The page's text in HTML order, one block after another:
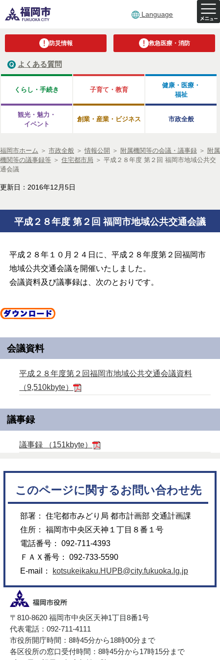
Language
防災情報 救急医療・消防
よくある質問
くらし・手続き 子育て・教育
健康・医療・
福祉
観光・魅力・
イベント
創業・産業・ビジネス 市政全般
福岡市ホーム ＞ 市政全般 ＞ 情報公開 ＞ 附属機関等の会議・議事録 ＞ 附属
機関等の議事録等 ＞ 住宅都市局 ＞ 平成２８年度 第２回 福岡市地域公共交
通会議
更新日：2016年12月5日
平成２８年度 第２回 福岡市地域公共交通会議
平成２８年１０月２４日に、平成２８年度第２回福岡市
地域公共交通会議を開催いたしました。
会議資料及び議事録は、次のとおりです。
会議資料
平成２８年度第２回福岡市地域公共交通会議資料
（9,510kbyte）
議事録
議事録 （151kbyte）
このページに関するお問い合わせ先
部署： 住宅都市みどり局 都市計画部 交通計画課
住所： 福岡市中央区天神１丁目８番１号
電話番号： 092-711-4393
ＦＡＸ番号： 092-733-5590
E-mail：
kotsukeikaku.HUPB@city.fukuoka.lg.jp
〒810-8620 福岡市中央区天神1丁目8番1号
代表電話：092-711-4111
市役所開庁時間：8時45分から18時00分まで
各区役所の窓口受付時間：8時45分から17時15分まで